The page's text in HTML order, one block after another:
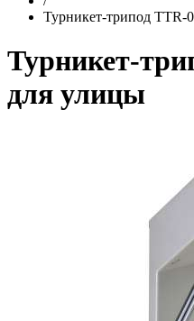
Турникет-трипод TTR-
Турникет-
для улицы